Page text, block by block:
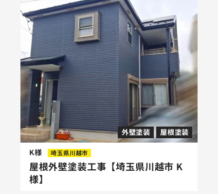
外壁塗装 屋根塗装
K様 埼玉県川越市
屋根外壁塗装工事【埼玉県川越市 K
様】